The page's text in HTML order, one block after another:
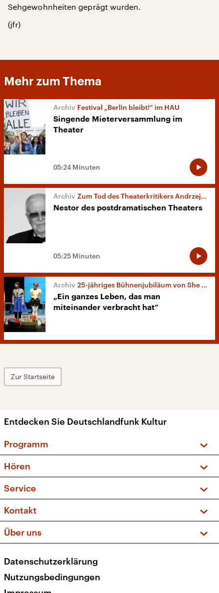
Sehgewohnheiten geprägt wurden.
(jfr)
Mehr zum Thema
Festival „Berlin bleibt!“ im HAU
Singende Mieterversammlung im
Theater
05:24 Minuten
Zum Tod des Theaterkritikers Andrzej Wirth
Nestor des postdramatischen Theaters
05:25 Minuten
25-jähriges Bühnenjubiläum von She She Pop
„Ein ganzes Leben, das man
miteinander verbracht hat“
Zur Startseite
Entdecken Sie Deutschlandfunk Kultur
Programm
Sendungen und Podcasts
Musikliste
Kakadu – Das Kinderprogramm
Hören
Frequenzen (UKW + DAB+)
Service
FAQ
Apps
Newsletter
Veranstaltungen
Kontakt
Social Media
Über uns
Presse
Karriere
Datenschutzerklärung
Nutzungsbedingungen